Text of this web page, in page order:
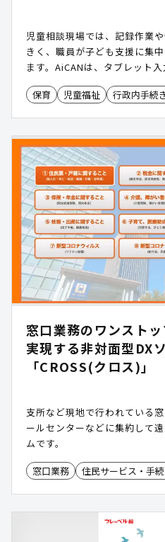
児童相談現場では、記録作業
きく、職員が子ども支援に集
ます。AiCANは、タブレット
クラウドを活用し、記録作成
判断の質向上を実現するDXサ
保育 児童福祉 行政内手続
窓口業務のワンスト
実現する非対面型DX
「CROSS(クロス)」
支所など現地で行われている
ールセンターなどに集約して
ムです。
窓口業務 住民サービス・手